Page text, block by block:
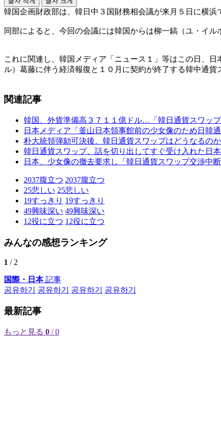
韓国企画財政部は、韓日中３国財務相会議が来月５日に横浜
同部によると、今回の会議には韓国からは柳一鎬（ユ・イ
これに関連し、韓国メディア「ニュース１」等はこの日、
ル）葛藤に伴う経済報復と１０月に契約が終了する韓中通
関連記事
韓国、外貨準備高３７１１億ドル…「韓日通貨スワップ
日本メディア「釜山日本領事館前の少女像のため日韓
朴大統領弾劾可決後、韓日通貨スワップはどうなるのか
韓日通貨スワップ、話を切り出してすぐ受け入れた日本
日本、少女像の撤去要求し「韓日通貨スワップ交渉中
2037腹立つ 2037腹立つ
25悲しい 25悲しい
19すっきり 19すっきり
49興味深い 49興味深い
12役に立つ 12役に立つ
みんなの感想ランキング
1 / 2
国際・日本記事
공유하기
공유하기 공유하기 공유하기
最新記事
もっと見る 0 / 0